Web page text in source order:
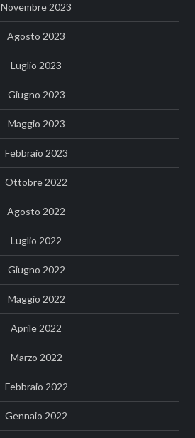
Novembre 2023
Agosto 2023
Luglio 2023
Giugno 2023
Maggio 2023
Febbraio 2023
Ottobre 2022
Agosto 2022
Luglio 2022
Giugno 2022
Maggio 2022
Aprile 2022
Marzo 2022
Febbraio 2022
Gennaio 2022